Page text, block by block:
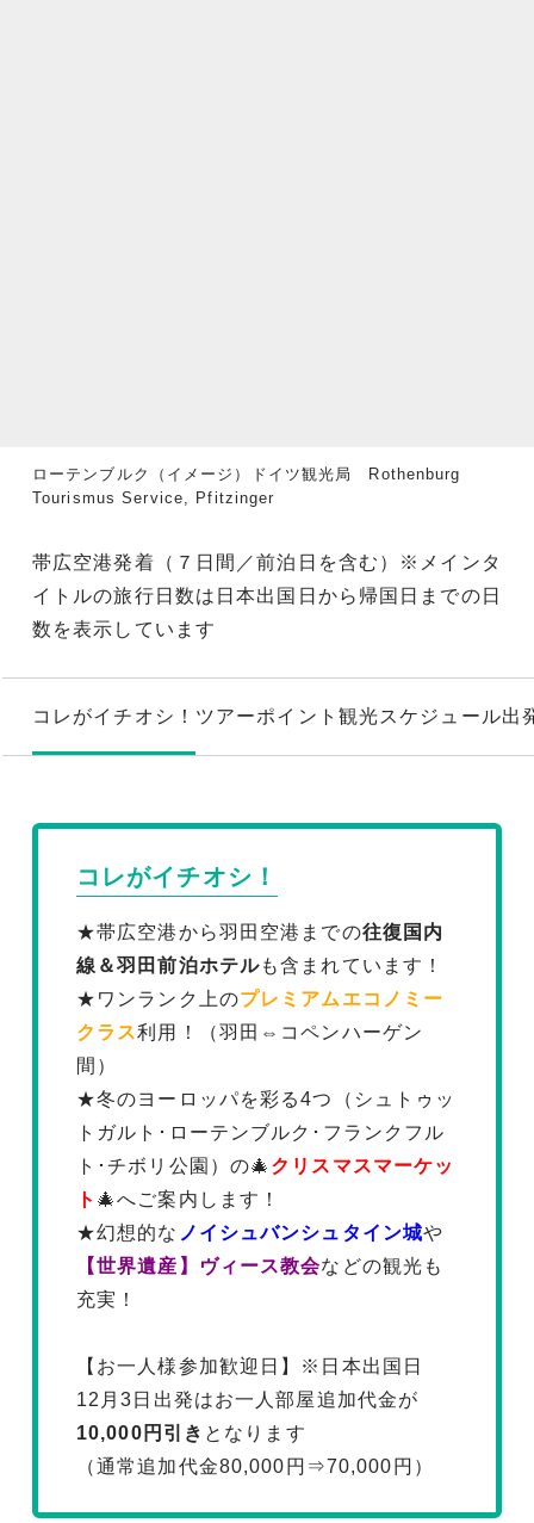
ローテンブルク（イメージ）ドイツ観光局 Rothenburg
Tourismus Service, Pfitzinger
帯広空港発着（７日間／前泊日を含む）※メインタ
イトルの旅行日数は日本出国日から帰国日までの日
数を表示しています
コレがイチオシ！ ツアーポイント 観光スケジュール出
コレがイチオシ！
★帯広空港から羽田空港までの往復国内
線＆羽田前泊ホテルも含まれています！
★ワンランク上のプレミアムエコノミー
クラス利用！（羽田⇔コペンハーゲン
間）
★冬のヨーロッパを彩る4つ（シュトゥッ
トガルト･ローテンブルク･フランクフル
ト･チボリ公園）の🎄 クリスマスマーケッ
ト 🎄へご案内します！
★幻想的な ノイシュバンシュタイン城や
【世界遺産】ヴィース教会などの観光も
充実！
【お一人様参加歓迎日】※日本出国日
12月3日出発はお一人部屋追加代金が
10,000円引き となります
（通常追加代金80,000円⇒70,000円）